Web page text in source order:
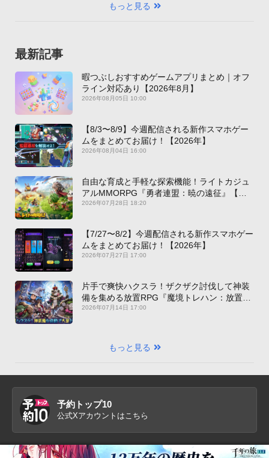
もっと見る
最新記事
暇つぶしおすすめゲームアプリまとめ｜オフ
ライン対応あり【2026年8月】
2026年08月05日 10:00
【8/3〜8/9】今週配信される新作スマホゲー
ムをまとめてお届け！【2026年】
2026年08月04日 16:00
自由な育成と手軽な探索機能！ライトカジュ
アルMMORPG『勇者連盟：暁の遠征』【最
新作PICKUP】
2026年07月28日 18:20
【7/27〜8/2】今週配信される新作スマホゲー
ムをまとめてお届け！【2026年】
2026年07月27日 17:00
片手で爽快ハクスラ！ザクザク討伐して神装
備を集める放置RPG『魔境トレハン：放置で
神装備』【最新作PICKUP】
2026年07月14日 17:00
もっと見る
予約トップ10
公式Xアカウントはこちら